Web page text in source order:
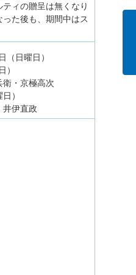
ィの贈呈は無くなり
た後も、期間中はス
（日曜日）
）
衛・京極高次
）
井伊直政